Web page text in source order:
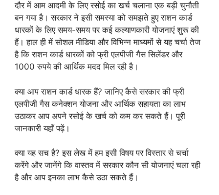
दौर में आम आदमी के लिए रसोई का खर्च चलाना एक बड़ी चुनौती
बन गया है। सरकार ने इसी समस्या को समझते हुए राशन कार्ड
धारकों के लिए समय-समय पर कई कल्याणकारी योजनाएं शुरू की
हैं। हाल ही में सोशल मीडिया और विभिन्न माध्यमों से यह चर्चा तेज
है कि राशन कार्ड धारकों को फ्री एलपीजी गैस सिलेंडर और
1000 रुपये की आर्थिक मदद मिल रही है।
क्या आप राशन कार्ड धारक हैं? जानिए कैसे सरकार की फ्री
एलपीजी गैस कनेक्शन योजना और आर्थिक सहायता का लाभ
उठाकर आप अपने रसोई के खर्च को कम कर सकते हैं। पूरी
जानकारी यहाँ पढ़ें।
क्या यह सच है? इस लेख में हम इसी विषय पर विस्तार से चर्चा
करेंगे और जानेंगे कि वास्तव में सरकार कौन सी योजनाएं चला रही
है और आप इनका लाभ कैसे उठा सकते हैं।